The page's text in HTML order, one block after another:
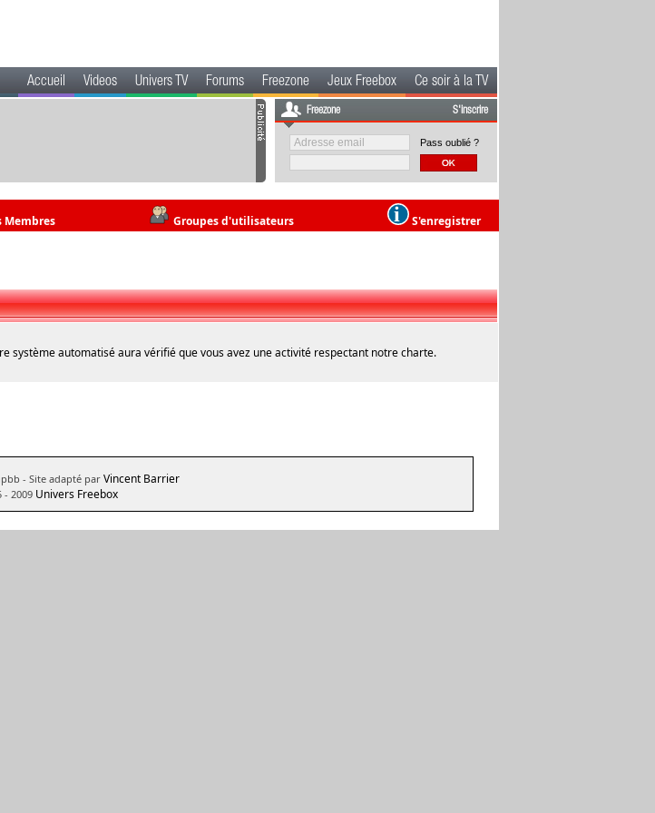
Accueil Videos Univers TV Forums Freezone Jeux Freebox Ce soir à la TV
Freezone S'inscrire
Pass oublié ?
Membres Groupes d'utilisateurs S'enregistrer
système automatisé aura vérifié que vous avez une activité respectant notre charte.
- Site adapté par Vincent Barrier
- 2009 Univers Freebox